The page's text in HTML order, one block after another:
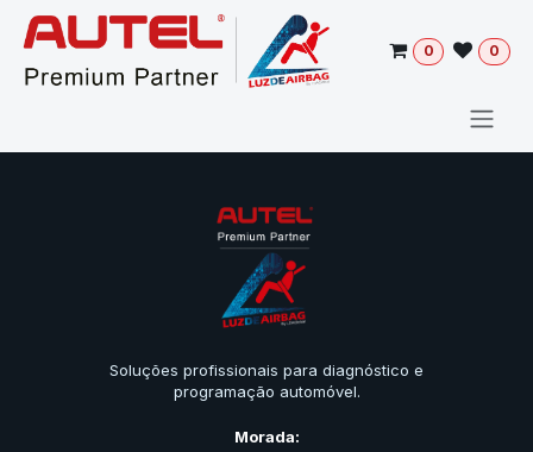
Pular para o conteúdo
0 0
Soluções profissionais para diagnóstico e
programação automóvel.
Morada: